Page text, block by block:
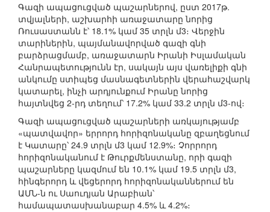
Գազի ապացուցված պաշարներով, ըստ 2017թ.
տվյալների, աշխարհի առաջատարը նորից
Ռուսաստանն է՝ 18.1% կամ 35 տրլն մ3։ Վերջին
տարիներին, պայմանավորված գազի գնի
բարձրացմամբ, առաջատարն Իրանի Իսլամական
Հանրապետությունն էր, սակայն այս վառելիքի գնի
անկումը ստիպեց մասնագետներին վերահաշվարկ
կատարել, ինչի արդյունքում Իրանը նորից
հայտնվեց 2-րդ տեղում՝ 17.2% կամ 33.2 տրլն մ3-ով։
Գազի ապացուցված պաշարների առկայությամբ
«պատվավոր» երրորդ հորիզոնականը զբաղեցնում
է Կատարը՝ 24.9 տրլն մ3 կամ 12.9%։ Չորրորդ
հորիզոնականում է Թուրքմենստանը, որի գազի
պաշարները կազմում են 10.1% կամ 19.5 տրլն մ3,
հինգերորդ և վեցերորդ հորիզոնականներում են
ԱՄՆ-ն ու Սաուդյան Արաբիան՝
համապատասխանաբար 4.5% և 4.2%։